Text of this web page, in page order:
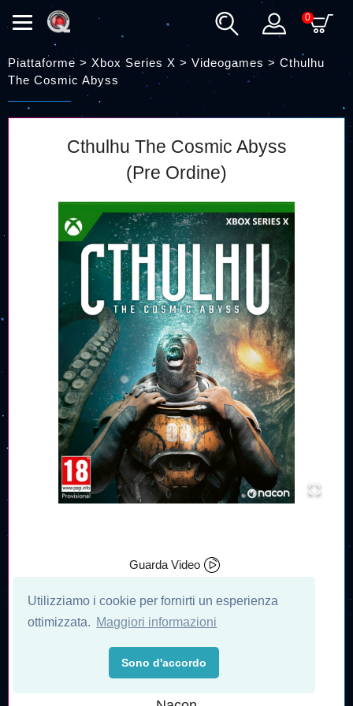
Utilizziamo i cookie per fornirti un esperienza
ottimizzata. Maggiori informazioni
Sono d'accordo
0
Piattaforme > Xbox Series X > Videogames > Cthulhu
The Cosmic Abyss
Cthulhu The Cosmic Abyss
(Pre Ordine)
Guarda Video
DATA DI USCITA
21/08/2026
Xbox Series X